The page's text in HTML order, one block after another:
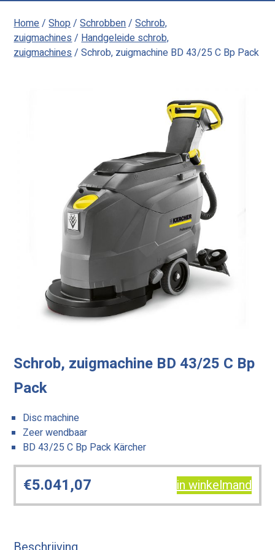
Home/Shop/Schrobben/Schrob,
zuigmachines/Handgeleide schrob,
zuigmachines/ Schrob, zuigmachine BD 43/25 C Bp Pack
Schrob, zuigmachine BD 43/25 C Bp
Pack
Disc machine
Zeer wendbaar
BD 43/25 C Bp Pack Kärcher
€5.041,07 in winkelmand